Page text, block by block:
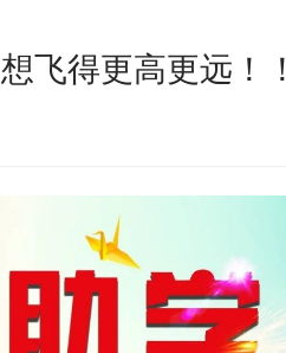
飞得更高更远！！